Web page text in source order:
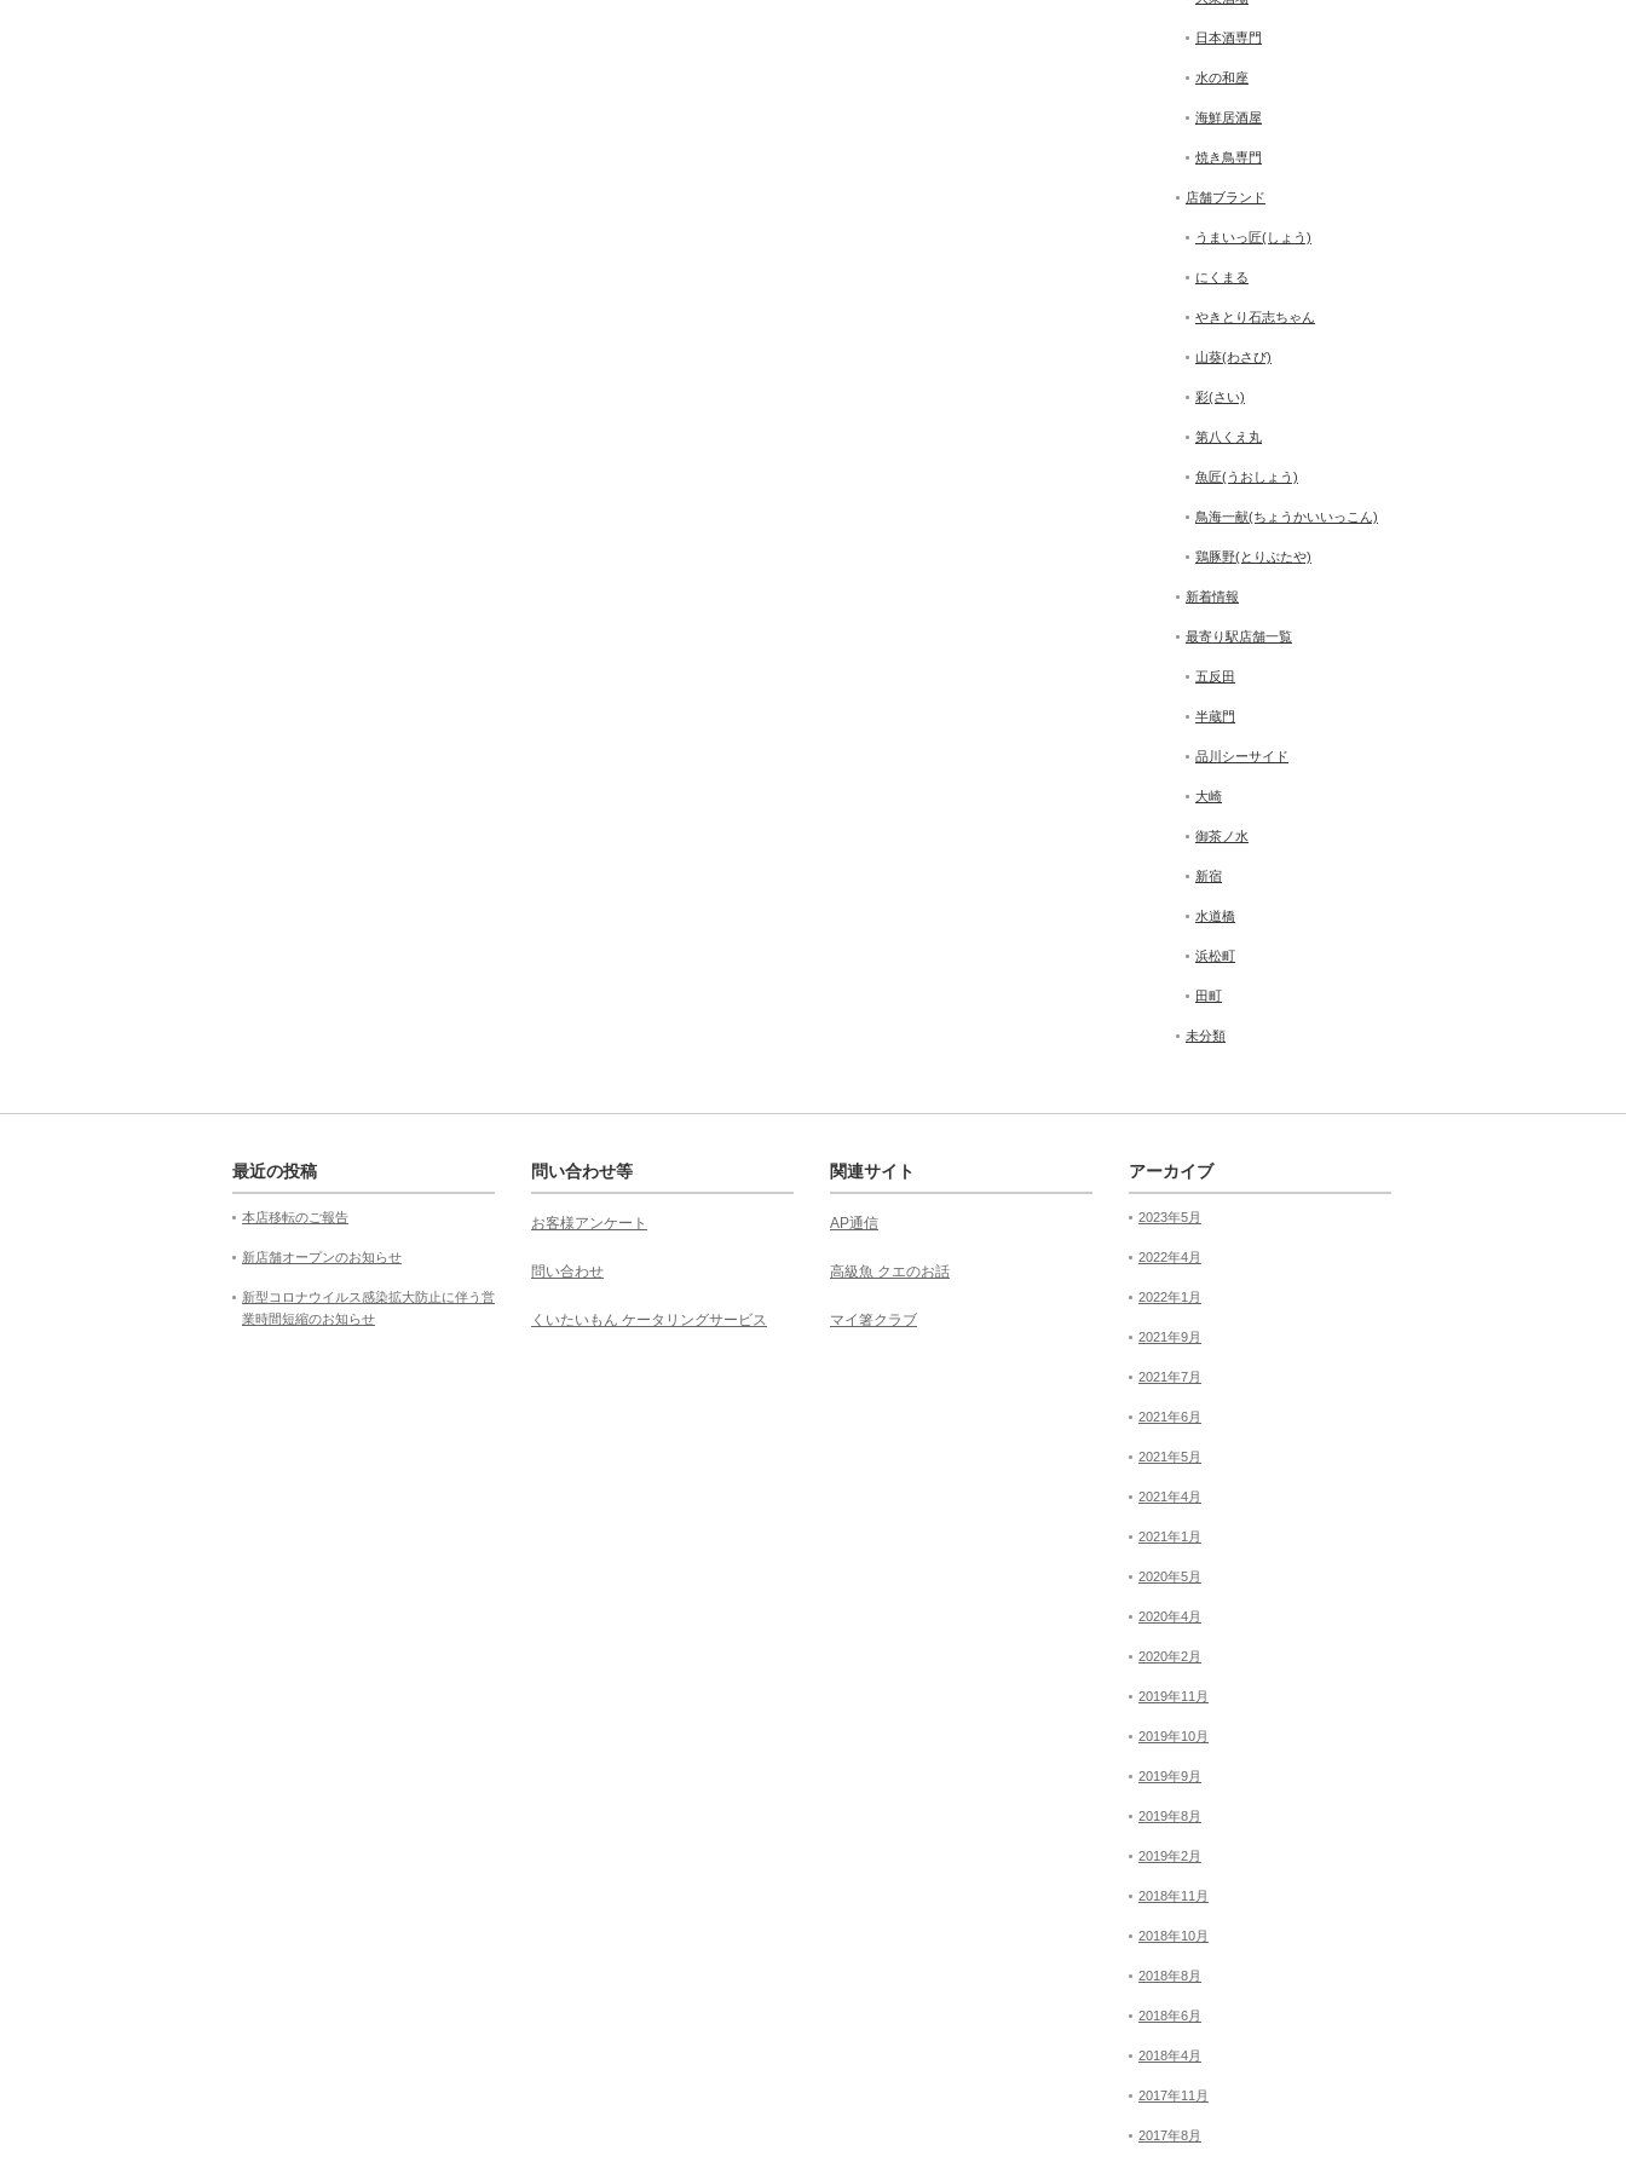
日本酒専門
水の和座
海鮮居酒屋
焼き鳥専門
店舗ブランド
うまいっ匠(しょう)
にくまる
やきとり石志ちゃん
山葵(わさび)
彩(さい)
第八くえ丸
魚匠(うおしょう)
鳥海一献(ちょうかいいっこん)
鶏豚野(とりぶたや)
新着情報
最寄り駅店舗一覧
五反田
半蔵門
品川シーサイド
大崎
御茶ノ水
新宿
水道橋
浜松町
田町
未分類
最近の投稿
本店移転のご報告
新店舗オープンのお知らせ
新型コロナウイルス感染拡大防止に伴う営
業時間短縮のお知らせ
問い合わせ等
お客様アンケート
問い合わせ
くいたいもん ケータリングサービス
関連サイト
AP通信
高級魚 クエのお話
マイ箸クラブ
アーカイブ
2023年5月
2022年4月
2022年1月
2021年9月
2021年7月
2021年6月
2021年5月
2021年4月
2021年1月
2020年5月
2020年4月
2020年2月
2019年11月
2019年10月
2019年9月
2019年8月
2019年2月
2018年11月
2018年10月
2018年8月
2018年6月
2018年4月
2017年11月
2017年8月